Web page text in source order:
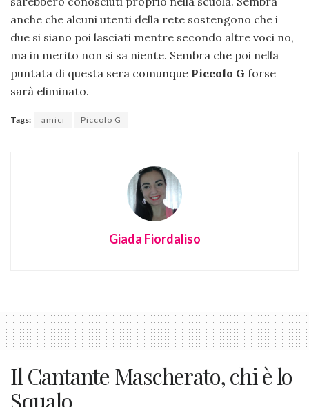
anche che alcuni utenti della rete sostengono che i
due si siano poi lasciati mentre secondo altre voci no,
ma in merito non si sa niente. Sembra che poi nella
puntata di questa sera comunque Piccolo G forse
sarà eliminato.
Tags: amici Piccolo G
Giada Fiordaliso
Il Cantante Mascherato, chi è lo
Squalo